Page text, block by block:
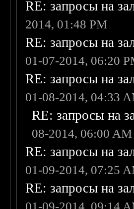
RE: запросы на
2014, 01:48 PM
RE: запросы на
01-07-2014, 06:20
RE: запросы на
01-08-2014, 04:33
RE: запросы на
08-2014, 06:00 AM
RE: запросы на
01-09-2014, 07:25
RE: запросы на
01-09-2014, 09:14